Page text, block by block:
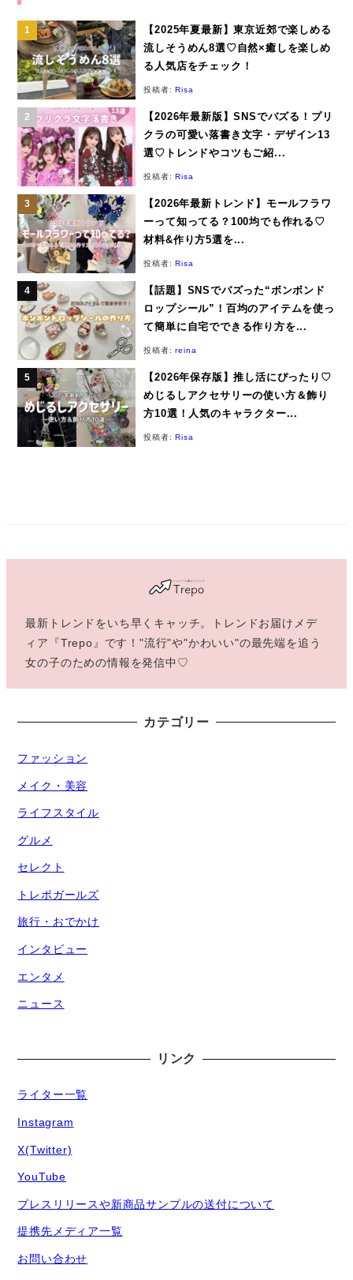
【2025年夏最新】東京近郊で楽しめる
流しそうめん8選♡自然×癒しを楽しめ
る人気店をチェック！
投稿者:Risa
【2026年最新版】SNSでバズる！プリ
クラの可愛い落書き文字・デザイン13
選♡トレンドやコツもご紹...
投稿者:Risa
【2026年最新トレンド】モールフラワ
ーって知ってる？100均でも作れる♡
材料&作り方5選を...
投稿者:Risa
【話題】SNSでバズった“ボンボンド
ロップシール”！百均のアイテムを使っ
て簡単に自宅でできる作り方を...
投稿者:reina
【2026年保存版】推し活にぴったり♡
めじるしアクセサリーの使い方＆飾り
方10選！人気のキャラクター...
投稿者:Risa
最新トレンドをいち早くキャッチ。トレンドお届けメデ
ィア『Trepo』です！"流行"や"かわいい"の最先端を追う
女の子のための情報を発信中♡
カテゴリー
ファッション
メイク・美容
ライフスタイル
グルメ
セレクト
トレポガールズ
旅行・おでかけ
インタビュー
エンタメ
ニュース
リンク
ライター一覧
Instagram
X(Twitter)
YouTube
プレスリリースや新商品サンプルの送付について
提携先メディア一覧
お問い合わせ